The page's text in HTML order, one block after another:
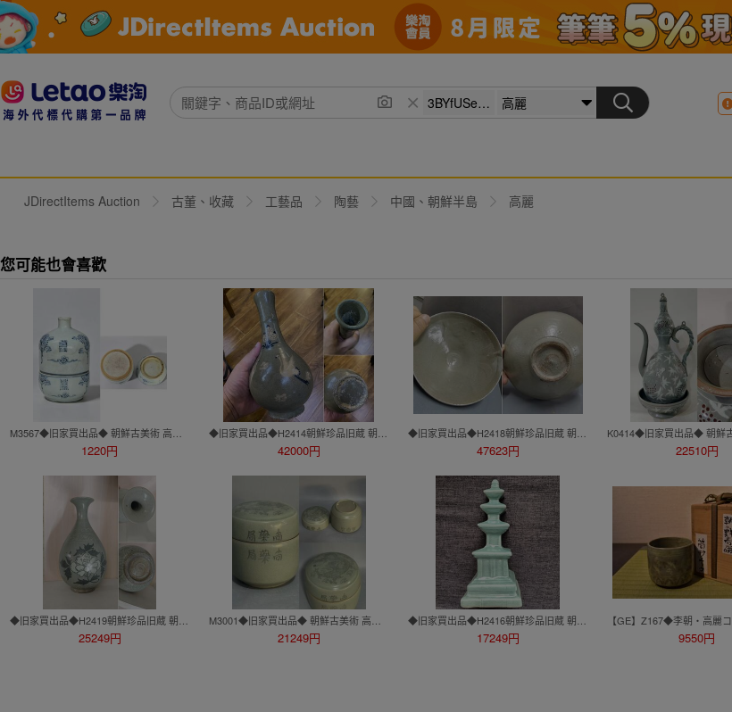
JDirectItems Auction 古董、收藏 工藝品 陶藝 中國、朝鮮半島 高麗
您可能也會喜歡
1220円 42000円 47623円 22510円
25249円 21249円 17249円 9550円